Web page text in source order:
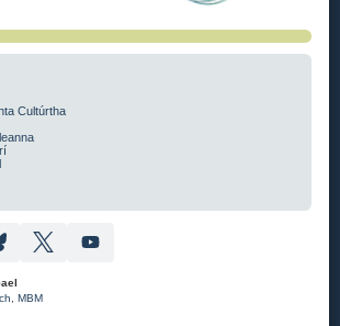
Cultúrtha
, MBM